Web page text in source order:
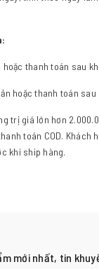
thanh toán sau
hoặc thanh toán sau
trị giá lớn hơn
toán COD. Khách
khi ship hàng.
mới nhất, tin